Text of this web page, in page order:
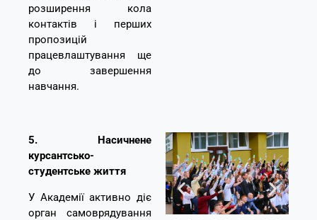
розширення кола
контактів і перших
пропозицій
працевлаштування ще
до завершення
навчання.
5. Насичнене
курсантсько-
студентське життя
У Академії активно діє
орган самоврядування